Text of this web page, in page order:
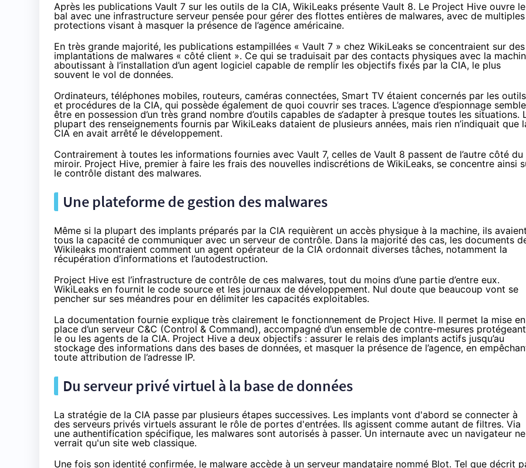
Après les publications Vault 7 sur les outils de la CIA, WikiLeaks présente Vault 8. Le Project Hive ouvre le
bal avec une infrastructure serveur pensée pour gérer des flottes entières de malwares, avec de multiples
protections visant à masquer la présence de l’agence américaine.
En très grande majorité, les publications estampillées « Vault 7 » chez WikiLeaks se concentraient sur des
implantations de malwares « côté client ». Ce qui se traduisait par des contacts physiques avec la
aboutissant à l’installation d’un agent logiciel capable de remplir les objectifs fixés par la CIA, le plus
souvent le vol de données.
Ordinateurs, téléphones mobiles, routeurs, caméras connectées, Smart TV étaient concernés par les outils
et procédures de la CIA, qui possède également de quoi couvrir ses traces. L’agence d’espionnage semble
être en possession d’un très grand nombre d’outils capables de s‘adapter à presque toutes les situations.
plupart des renseignements fournis par WikiLeaks dataient de plusieurs années, mais rien n’indiquait que
CIA en avait arrêté le développement.
Contrairement à toutes les informations fournies avec Vault 7, celles de Vault 8 passent de l’autre côté du
miroir. Project Hive, premier à faire les frais des nouvelles indiscrétions de WikiLeaks, se concentre ainsi
le contrôle distant des malwares.
Une plateforme de gestion des malwares
Même si la plupart des implants préparés par la CIA requièrent un accès physique à la machine, ils
tous la capacité de communiquer avec un serveur de contrôle. Dans la majorité des cas, les documents
Wikileaks montraient comment un agent opérateur de la CIA ordonnait diverses tâches, notamment la
récupération d’informations et l’autodestruction.
Project Hive est l’infrastructure de contrôle de ces malwares, tout du moins d’une partie d’entre eux.
WikiLeaks en fournit le code source et les journaux de développement. Nul doute que beaucoup vont se
pencher sur ses méandres pour en délimiter les capacités exploitables.
La documentation fournie explique très clairement le fonctionnement de Project Hive. Il permet la mise en
place d’un serveur C&C (Control & Command), accompagné d’un ensemble de contre-mesures protégeant
le ou les agents de la CIA. Project Hive a deux objectifs : assurer le relais des implants actifs jusqu’au
stockage des informations dans des bases de données, et masquer la présence de l’agence, en
toute attribution de l’adresse IP.
Du serveur privé virtuel à la base de données
La stratégie de la CIA passe par plusieurs étapes successives. Les implants vont d'abord se connecter à
des serveurs privés virtuels assurant le rôle de portes d'entrées. Ils agissent comme autant de filtres. Via
une authentification spécifique, les malwares sont autorisés à passer. Un internaute avec un navigateur ne
verrait qu'un site web classique.
Une fois son identité confirmée, le malware accède à un serveur mandataire nommé Blot. Tel que décrit